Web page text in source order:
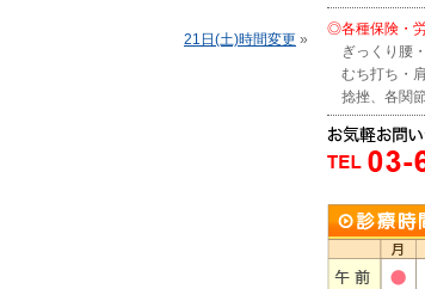
21日(土)時間変更 »
◎各種保険・
ぎっくり腰
むち打ち・
捻挫、各関